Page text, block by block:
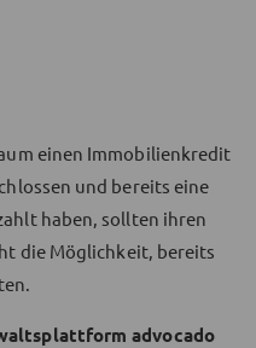
einen Immobilienkredit
und bereits eine
haben, sollten ihren
die Möglichkeit, bereits
advocado